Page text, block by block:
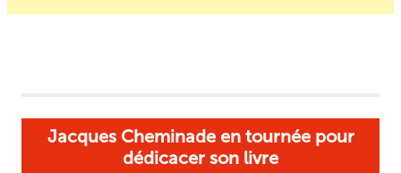
Jacques Cheminade en tournée pour
dédicacer son livre